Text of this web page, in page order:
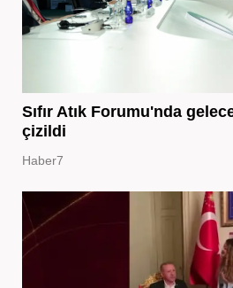
Sıfır Atık Forumu'nda
çizildi
Haber7